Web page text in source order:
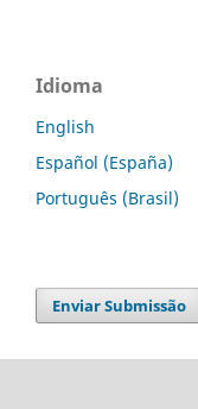
Idioma
English
Español (España)
Português (Brasil)
Enviar Submissão